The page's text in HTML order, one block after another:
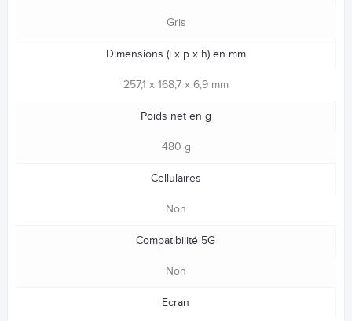
Gris
Dimensions (l x p x h) en mm
257,1 x 168,7 x 6,9 mm
Poids net en g
480 g
Cellulaires
Non
Compatibilité 5G
Non
Ecran